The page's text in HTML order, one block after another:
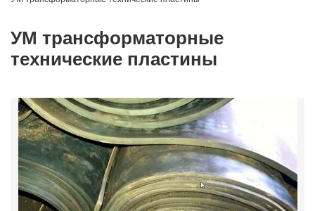
УМ трансформаторные
технические пластины